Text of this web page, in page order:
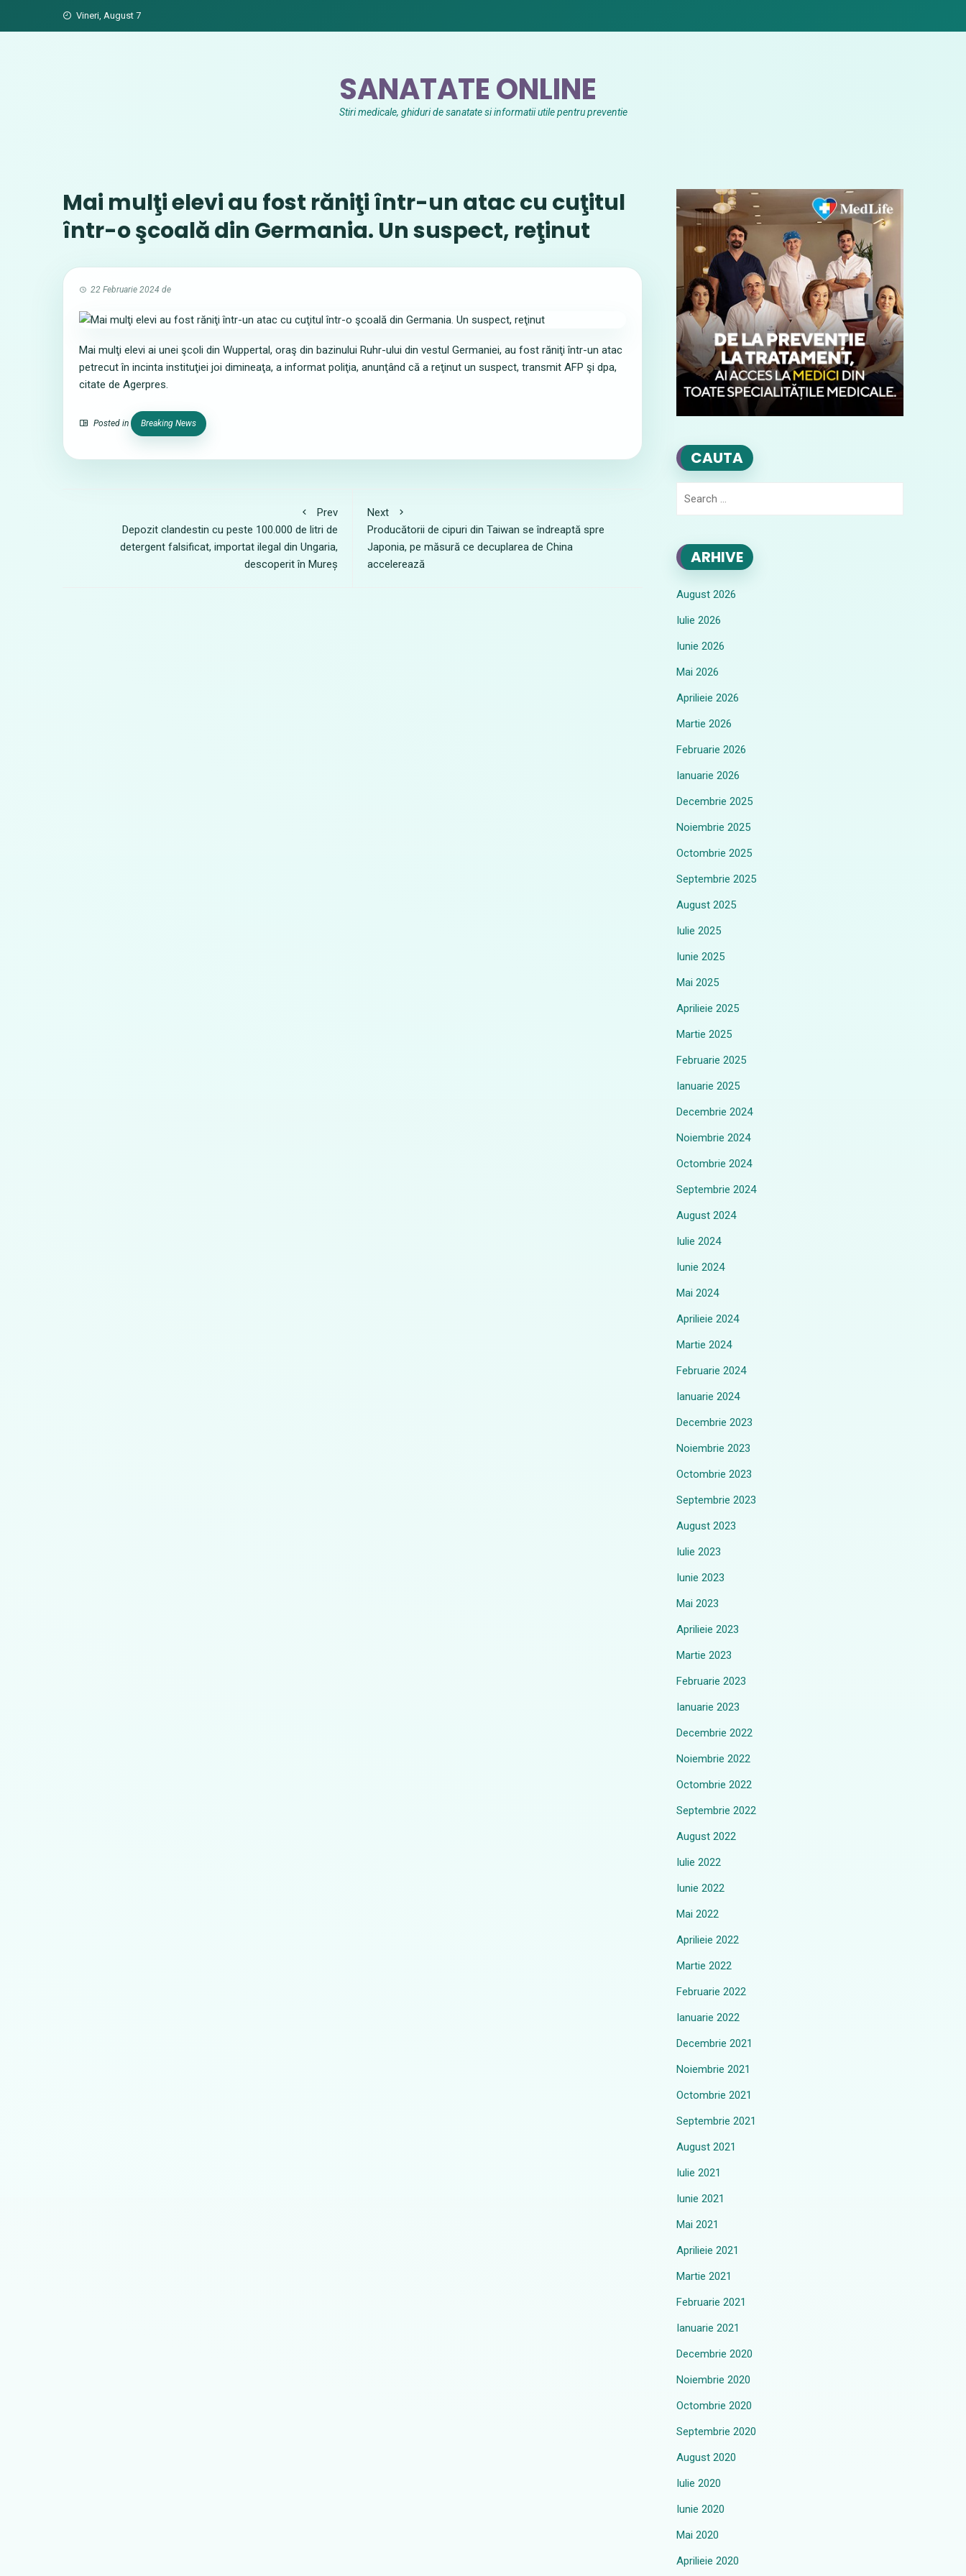
Vineri, August 7
SANATATE ONLINE
Stiri medicale, ghiduri de sanatate si informatii utile pentru preventie
Mai mulţi elevi au fost răniţi într-un atac cu cuţitul
într-o şcoală din Germania. Un suspect, reţinut
22 Februarie 2024 de
Mai mulţi elevi ai unei şcoli din Wuppertal, oraş din bazinului Ruhr-ului din vestul Germaniei, au fost răniţi într-un atac
petrecut în incinta instituţiei joi dimineaţa, a informat poliţia, anunţând că a reţinut un suspect, transmit AFP şi dpa,
citate de Agerpres.
Posted in Breaking News
Prev
Depozit clandestin cu peste 100.000 de litri de
detergent falsificat, importat ilegal din Ungaria,
descoperit în Mureș
Next
Producătorii de cipuri din Taiwan se îndreaptă spre
Japonia, pe măsură ce decuplarea de China
accelerează
CAUTA
ARHIVE
August 2026
Iulie 2026
Iunie 2026
Mai 2026
Aprilieie 2026
Martie 2026
Februarie 2026
Ianuarie 2026
Decembrie 2025
Noiembrie 2025
Octombrie 2025
Septembrie 2025
August 2025
Iulie 2025
Iunie 2025
Mai 2025
Aprilieie 2025
Martie 2025
Februarie 2025
Ianuarie 2025
Decembrie 2024
Noiembrie 2024
Octombrie 2024
Septembrie 2024
August 2024
Iulie 2024
Iunie 2024
Mai 2024
Aprilieie 2024
Martie 2024
Februarie 2024
Ianuarie 2024
Decembrie 2023
Noiembrie 2023
Octombrie 2023
Septembrie 2023
August 2023
Iulie 2023
Iunie 2023
Mai 2023
Aprilieie 2023
Martie 2023
Februarie 2023
Ianuarie 2023
Decembrie 2022
Noiembrie 2022
Octombrie 2022
Septembrie 2022
August 2022
Iulie 2022
Iunie 2022
Mai 2022
Aprilieie 2022
Martie 2022
Februarie 2022
Ianuarie 2022
Decembrie 2021
Noiembrie 2021
Octombrie 2021
Septembrie 2021
August 2021
Iulie 2021
Iunie 2021
Mai 2021
Aprilieie 2021
Martie 2021
Februarie 2021
Ianuarie 2021
Decembrie 2020
Noiembrie 2020
Octombrie 2020
Septembrie 2020
August 2020
Iulie 2020
Iunie 2020
Mai 2020
Aprilieie 2020